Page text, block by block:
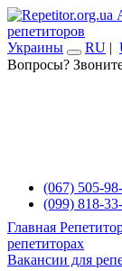
репетиторов
Украины
RU |
Вопросы?
(067) 505-
(099) 818-
Главная
репетиторах
Вакансии для